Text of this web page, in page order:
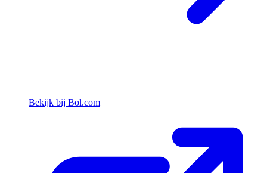
Bekijk bij Bol.com